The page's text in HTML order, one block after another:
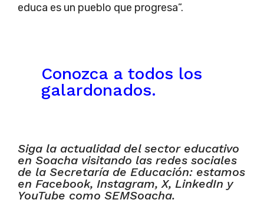
educa es un pueblo que progresa”.
Conozca a todos los
galardonados.
Siga la actualidad del sector educativo
en Soacha visitando las redes sociales
de la Secretaría de Educación: estamos
en Facebook, Instagram, X, LinkedIn y
YouTube como SEMSoacha.